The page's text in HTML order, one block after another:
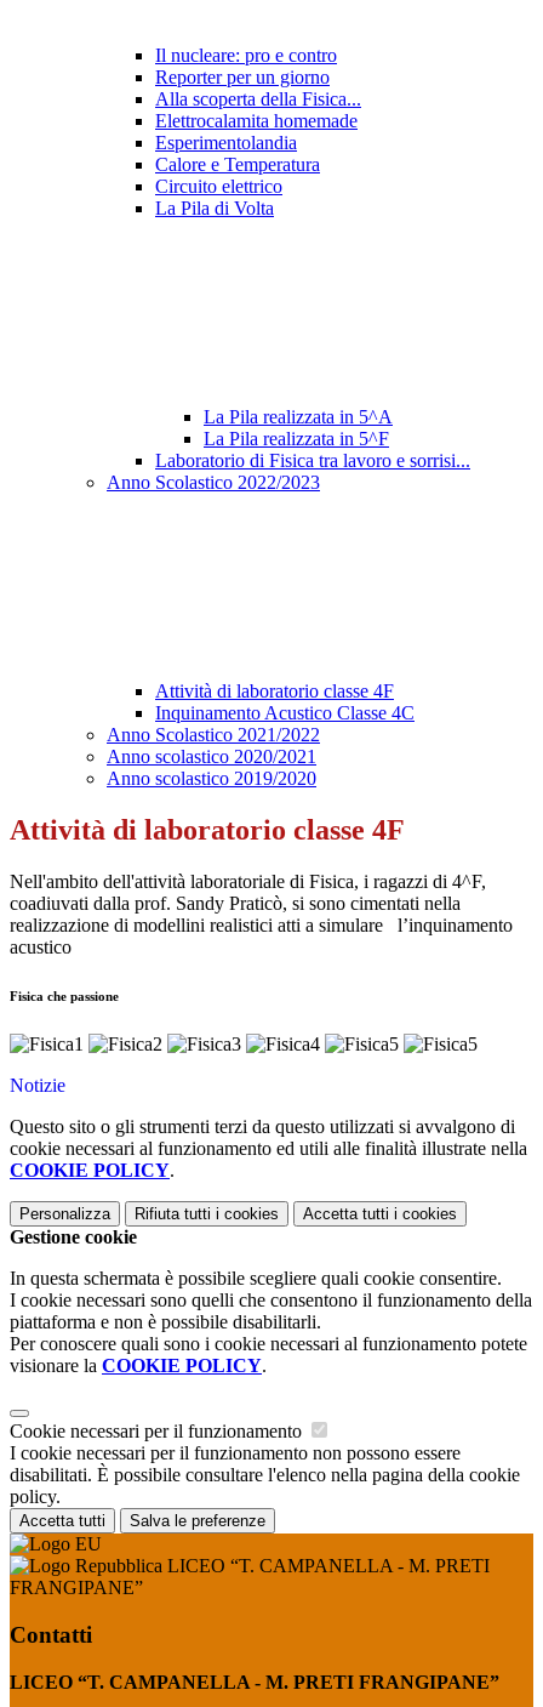
Il nucleare: pro e contro
Reporter per un giorno
Alla scoperta della Fisica...
Elettrocalamita homemade
Esperimentolandia
Calore e Temperatura
Circuito elettrico
La Pila di Volta
La Pila realizzata in 5^A
La Pila realizzata in 5^F
Laboratorio di Fisica tra lavoro e sorrisi...
Anno Scolastico 2022/2023
Attività di laboratorio classe 4F
Inquinamento Acustico Classe 4C
Anno Scolastico 2021/2022
Anno scolastico 2020/2021
Anno scolastico 2019/2020
Attività di laboratorio classe 4F
Nell'ambito dell'attività laboratoriale di Fisica, i ragazzi di 4^F,
coadiuvati dalla prof. Sandy Praticò, si sono cimentati nella
realizzazione di modellini realistici atti a simulare l’inquinamento
acustico
Fisica che passione
Notizie
Questo sito o gli strumenti terzi da questo utilizzati si avvalgono di
cookie necessari al funzionamento ed utili alle finalità illustrate nella
COOKIE POLICY.
Personalizza Rifiuta tutti i cookies Accetta tutti i cookies
Gestione cookie
In questa schermata è possibile scegliere quali cookie consentire.
I cookie necessari sono quelli che consentono il funzionamento della
piattaforma e non è possibile disabilitarli.
Per conoscere quali sono i cookie necessari al funzionamento potete
visionare la COOKIE POLICY.
Cookie necessari per il funzionamento
I cookie necessari per il funzionamento non possono essere
disabilitati. È possibile consultare l'elenco nella pagina della cookie
policy.
Accetta tutti Salva le preferenze
LICEO “T. CAMPANELLA - M. PRETI
FRANGIPANE”
Contatti
LICEO “T. CAMPANELLA - M. PRETI FRANGIPANE”